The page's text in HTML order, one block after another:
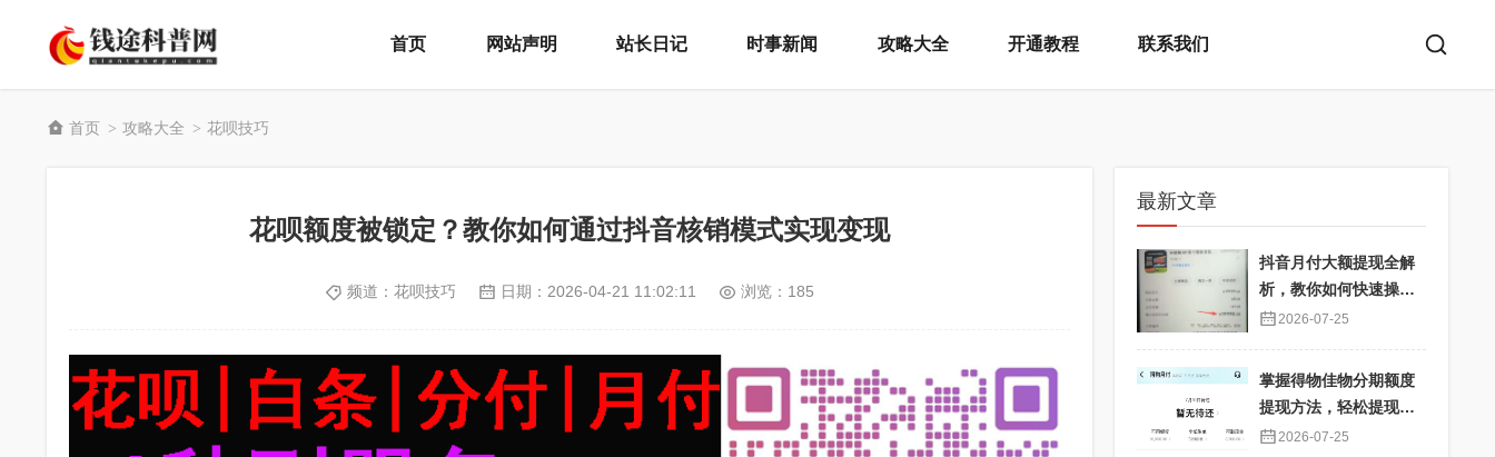
首页 网站声明 站长日记 时事新闻 攻略大全 开通教程 联系我们
首页 > 攻略大全 > 花呗技巧
花呗额度被锁定？教你如何通过抖音核销模式实现变现
频道： 花呗技巧 日期： 2026-04-21 11:02:11 浏览：185
最新文章
抖音月付大额提现全解
析，教你如何快速操
作！2026-07-25
掌握得物佳物分期额度
提现方法，轻松提现秒
到不再难
2026-07-25